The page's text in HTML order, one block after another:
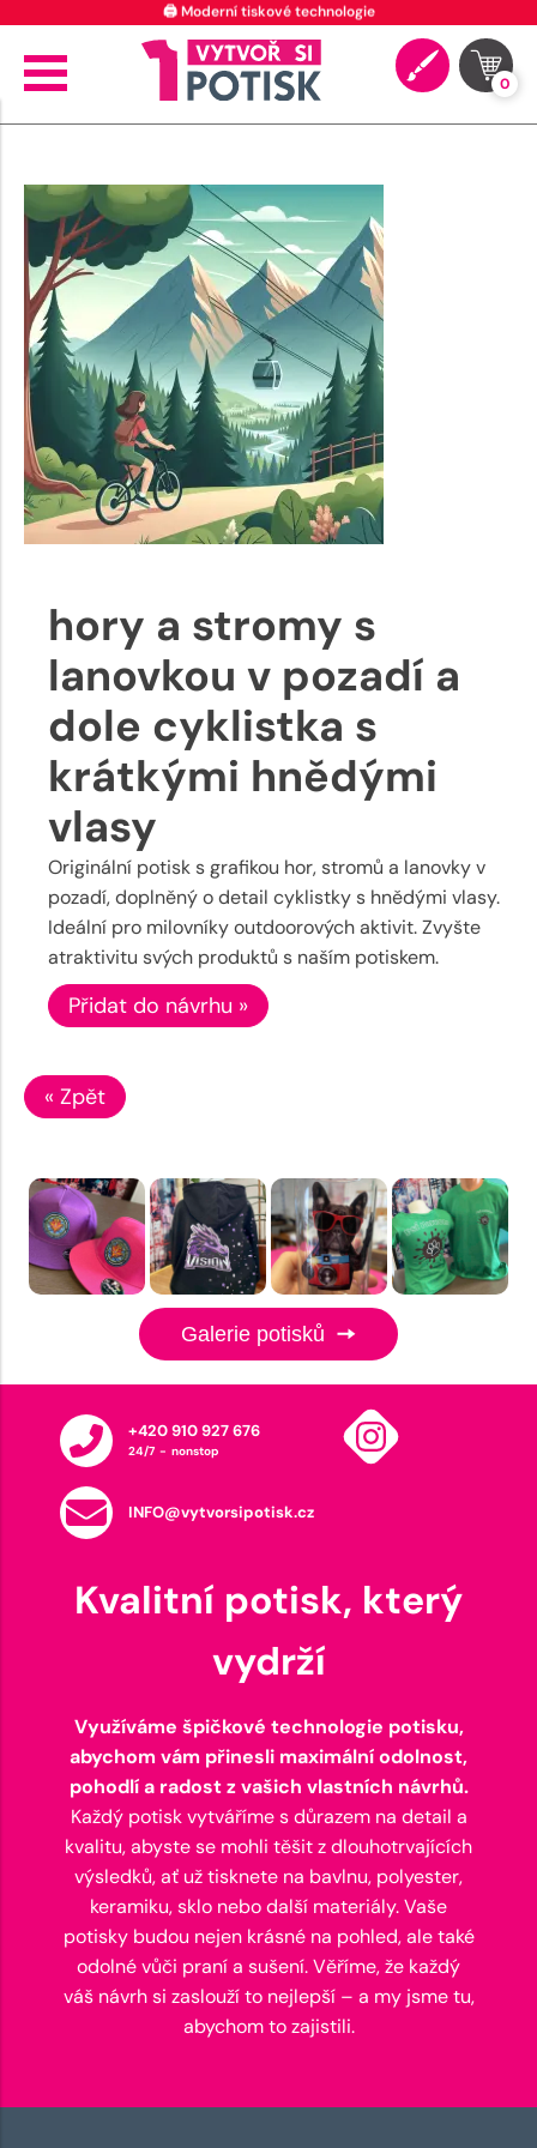
🖨️ Moderní tiskové technologie
0
hory a stromy s
lanovkou v pozadí a
dole cyklistka s
krátkými hnědými
vlasy
Originální potisk s grafikou hor, stromů a lanovky v
pozadí, doplněný o detail cyklistky s hnědými vlasy.
Ideální pro milovníky outdoorových aktivit. Zvyšte
atraktivitu svých produktů s naším potiskem.
Přidat do návrhu »
« Zpět
Galerie potisků
+420 910 927 676
24/7 - nonstop
INFO@vytvorsipotisk.cz
Kvalitní potisk, který
vydrží
Využíváme špičkové technologie potisku,
abychom vám přinesli maximální odolnost,
pohodlí a radost z vašich vlastních návrhů.
Každý potisk vytváříme s důrazem na detail a
kvalitu, abyste se mohli těšit z dlouhotrvajících
výsledků, ať už tisknete na bavlnu, polyester,
keramiku, sklo nebo další materiály. Vaše
potisky budou nejen krásné na pohled, ale také
odolné vůči praní a sušení. Věříme, že každý
váš návrh si zaslouží to nejlepší – a my jsme tu,
abychom to zajistili.